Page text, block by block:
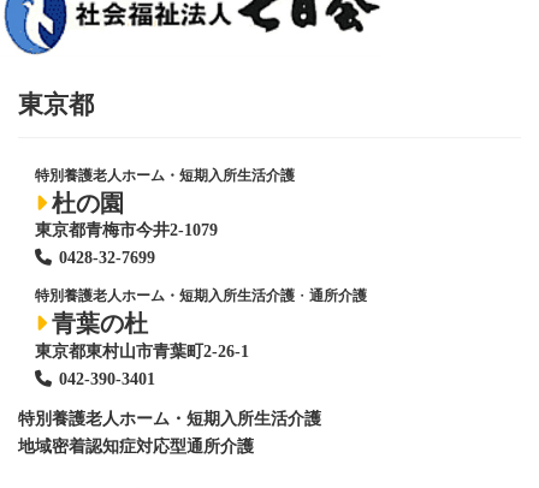
東京都
特別養護老人ホーム・短期入所生活介護
杜の園
東京都青梅市今井2-1079
0428-32-7699
特別養護老人ホーム・短期入所生活介護 ・ 通所介護
青葉の杜
東京都東村山市青葉町2-26-1
042-390-3401
特別養護老人ホーム ・短期入所生活介護
地域密着認知症対応型通所介護